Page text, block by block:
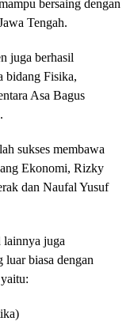
bersaing dengan
Tengah.
juga berhasil
bidang Fisika,
Asa Bagus
sukses membawa
Ekonomi, Rizky
dan Naufal Yusuf
lainnya juga
biasa dengan